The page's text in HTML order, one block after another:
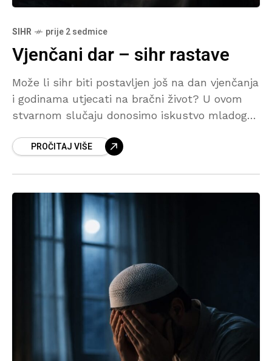
SIHR prije 2 sedmice
Vjenčani dar – sihr rastave
Može li sihr biti postavljen još na dan vjenčanja
i godinama utjecati na bračni život? U ovom
stvarnom slučaju donosimo iskustvo mladog
iskušenja i neuspjelih pokušaja da dobiju dijete
PROČITAJ VIŠE